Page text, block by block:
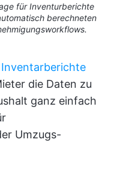
für Inventurberichte
berechneten
die Daten zu
ganz einfach
Umzugs-